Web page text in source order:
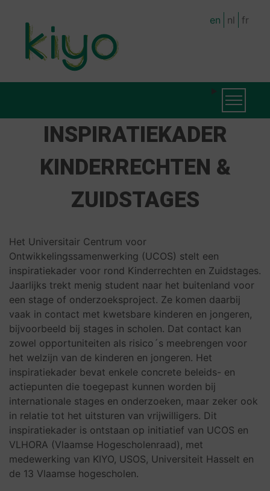
content
en nl fr
NAVIGATION
Toggle
INSPIRATIEKADER
KINDERRECHTEN &
ZUIDSTAGES
Het Universitair Centrum voor
Ontwikkelingssamenwerking (UCOS) stelt een
inspiratiekader voor rond Kinderrechten en Zuidstages.
Jaarlijks trekt menig student naar het buitenland voor
een stage of onderzoeksproject. Ze komen daarbij
vaak in contact met kwetsbare kinderen en jongeren,
bijvoorbeeld bij stages in scholen. Dat contact kan
zowel opportuniteiten als risico´s meebrengen voor
het welzijn van de kinderen en jongeren. Het
inspiratiekader bevat enkele concrete beleids- en
actiepunten die toegepast kunnen worden bij
internationale stages en onderzoeken, maar zeker ook
in relatie tot het uitsturen van vrijwilligers. Dit
inspiratiekader is ontstaan op initiatief van UCOS en
VLHORA (Vlaamse Hogescholenraad), met
medewerking van KIYO, USOS, Universiteit Hasselt en
de 13 Vlaamse hogescholen.